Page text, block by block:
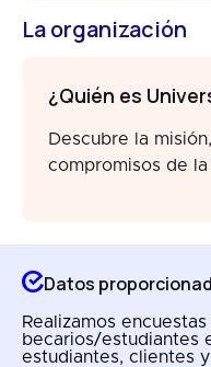
La organización
¿Quién es
Descubre la
compromisos de la
Datos
Realizamos
becarios/estudiantes
estudiantes, clientes